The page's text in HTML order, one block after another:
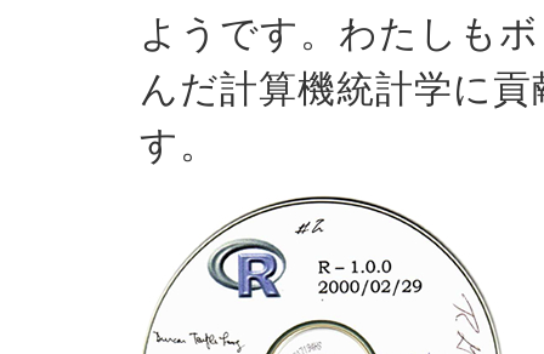
ようです。わたしも
んだ計算機統計学に
す。